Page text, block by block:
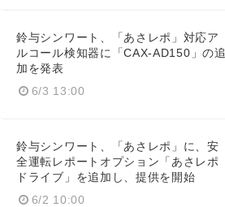
鈴与シンワート、「あさレポ」対応ア
ルコール検知器に「CAX-AD150」の追
加を発表
6/3 13:00
鈴与シンワート、「あさレポ」に、安
全運転レポートオプション「あさレポ
ドライブ」を追加し、提供を開始
6/2 10:00